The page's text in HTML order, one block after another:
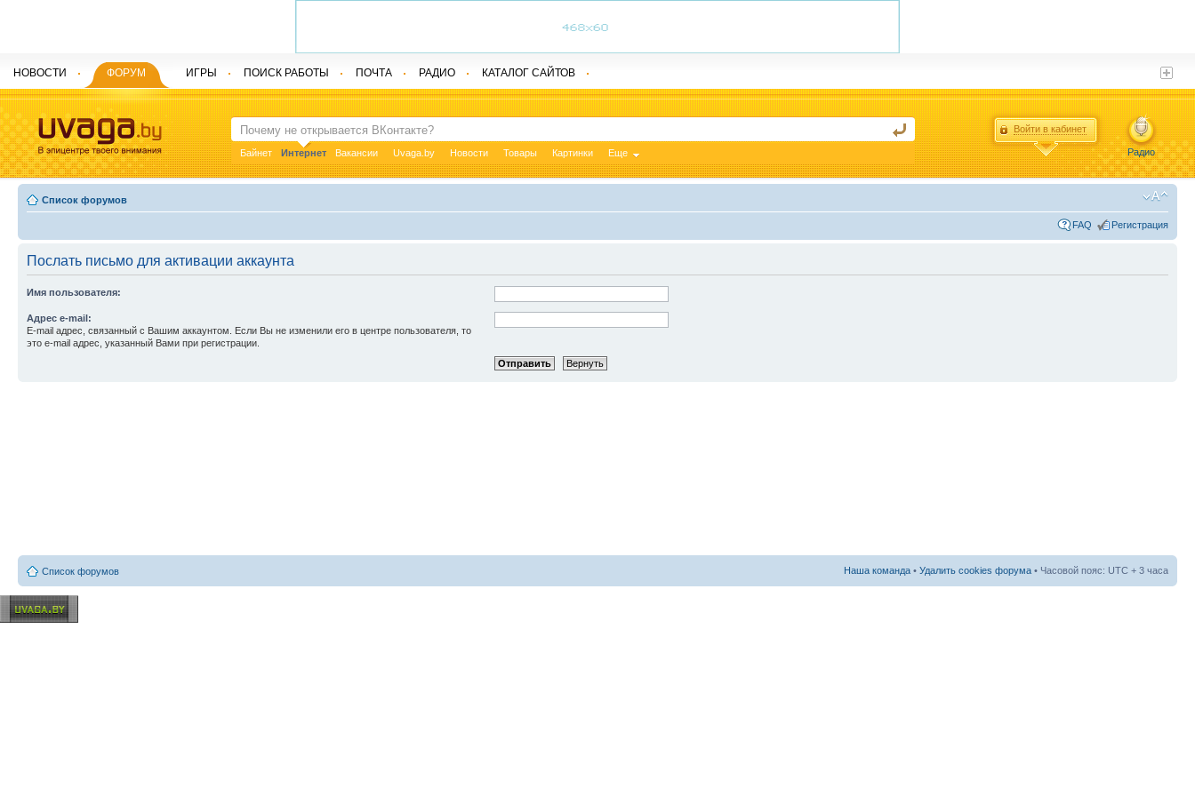
Байнет Интернет Вакансии Uvaga.by Новости Товары Картинки Еще
Войти в кабинет
Радио
НОВОСТИ ФОРУМ ИГРЫ ПОИСК РАБОТЫ ПОЧТА РАДИО КАТАЛОГ САЙТОВ
Список форумов
FAQ Регистрация
Послать письмо для активации аккаунта
Имя пользователя:
Адрес e-mail:
E-mail адрес, связанный с Вашим аккаунтом. Если Вы не изменили его в центре пользователя, то
это e-mail адрес, указанный Вами при регистрации.
Список форумов Наша команда • Удалить cookies форума • Часовой пояс: UTC + 3 часа